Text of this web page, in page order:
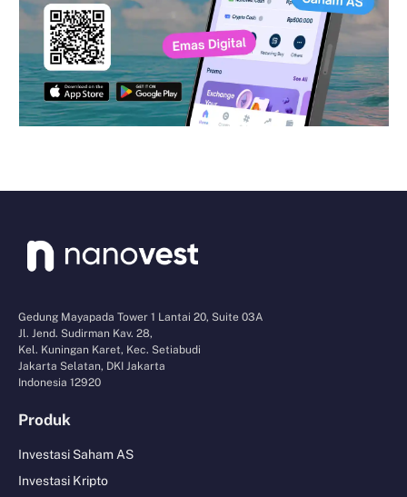
Gedung Mayapada Tower 1 Lantai 20, Suite 03A
Jl. Jend. Sudirman Kav. 28,
Kel. Kuningan Karet, Kec. Setiabudi
Jakarta Selatan, DKI Jakarta
Indonesia 12920
Produk
Investasi Saham AS
Investasi Kripto